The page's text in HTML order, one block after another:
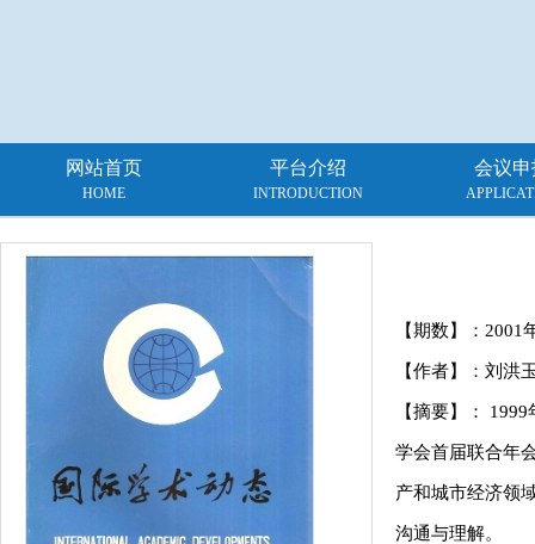
网站首页
HOME
平台介绍
INTRODUCTION
会议申
【期数】： 2001
【作者】：刘洪
【摘要】：
学会首届联合年
产和城市经济领
沟通与理解。